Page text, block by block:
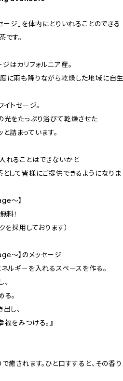
ージ」を体内にとりいれることのできる
す。
はカリフォルニア産。
に雨も降りながら乾燥した地域に自生
トセージ。
光をたっぷり浴びて乾燥させた
詰まっています。
れることはできないかと
して皆様にご提供できるようになりま
～】
料！
を採用しております）
～】のメッセージ
ルギーを入れるスペースを作る。
。
し、
をみつける。』
されます。ひと口すすると、その香り